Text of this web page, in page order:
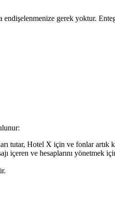
endişelenmenize gerek yoktur.
tutar, Hotel X için ve fonlar artık
içeren ve hesaplarını yönetmek